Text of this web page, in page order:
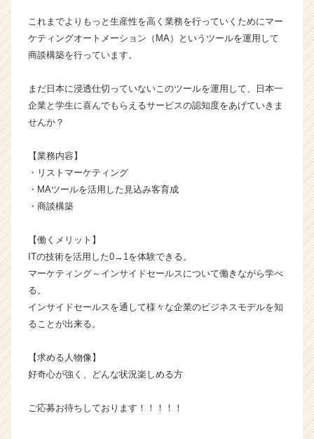
業
か
ら
ウ
ト
就
活
ア
キ
リ
e
C
これまでよりもっと生産性を高く業務を行っていくためにマー
ケティングオートメーション（MA）というツールを運用して
商談構築を行っています。
まだ日本に浸透仕切っていないこのツールを運用して、日本一
企業と学生に喜んでもらえるサービスの認知度をあげていきま
せんか？
【業務内容】
・リストマーケティング
・MAツールを活用した見込み客育成
・商談構築
【働くメリット】
ITの技術を活用した0→1を体験できる。
マーケティング～インサイドセールスについて働きながら学べ
る。
インサイドセールスを通して様々な企業のビジネスモデルを知
ることが出来る。
【求める人物像】
好奇心が強く、どんな状況楽しめる方
ご応募お待ちしております！！！！！